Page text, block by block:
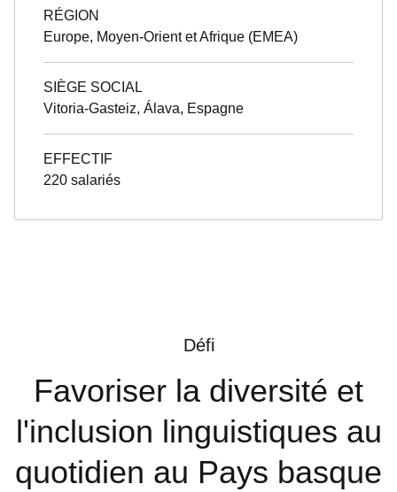
RÉGION
Europe, Moyen-Orient et Afrique (EMEA)
SIÈGE SOCIAL
Vitoria-Gasteiz, Álava, Espagne
EFFECTIF
220 salariés
Défi
Favoriser la diversité et
l'inclusion linguistiques au
quotidien au Pays basque